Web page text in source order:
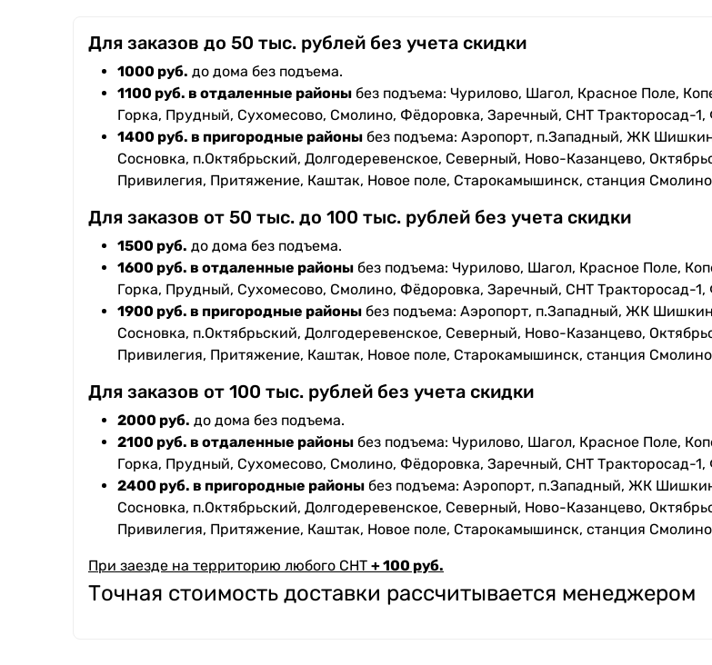
Для заказов до 50 тыс. рублей без учета скидки
1000 руб. до дома без подъема.
1100 руб. в отдаленные районы без подъема: Чурилово, Шагол, Красное Поле,
Горка, Прудный, Сухомесово, Смолино, Фёдоровка, Заречный, СНТ Тракторосад-
1400 руб. в пригородные районы без подъема: Аэропорт, п.Западный, ЖК
Сосновка, п.Октябрьский, Долгодеревенское, Северный, Ново-Казанцево,
Привилегия, Притяжение, Каштак, Новое поле, Старокамышинск, станция
Для заказов от 50 тыс. до 100 тыс. рублей без учета скидки
1500 руб. до дома без подъема.
1600 руб. в отдаленные районы без подъема: Чурилово, Шагол, Красное Поле,
Горка, Прудный, Сухомесово, Смолино, Фёдоровка, Заречный, СНТ Тракторосад-
1900 руб. в пригородные районы без подъема: Аэропорт, п.Западный, ЖК
Сосновка, п.Октябрьский, Долгодеревенское, Северный, Ново-Казанцево,
Привилегия, Притяжение, Каштак, Новое поле, Старокамышинск, станция
Для заказов от 100 тыс. рублей без учета скидки
2000 руб. до дома без подъема.
2100 руб. в отдаленные районы без подъема: Чурилово, Шагол, Красное Поле,
Горка, Прудный, Сухомесово, Смолино, Фёдоровка, Заречный, СНТ Тракторосад-
2400 руб. в пригородные районы без подъема: Аэропорт, п.Западный, ЖК
Сосновка, п.Октябрьский, Долгодеревенское, Северный, Ново-Казанцево,
Привилегия, Притяжение, Каштак, Новое поле, Старокамышинск, станция
При заезде на территорию любого СНТ + 100 руб.
Точная стоимость доставки рассчитывается менеджером